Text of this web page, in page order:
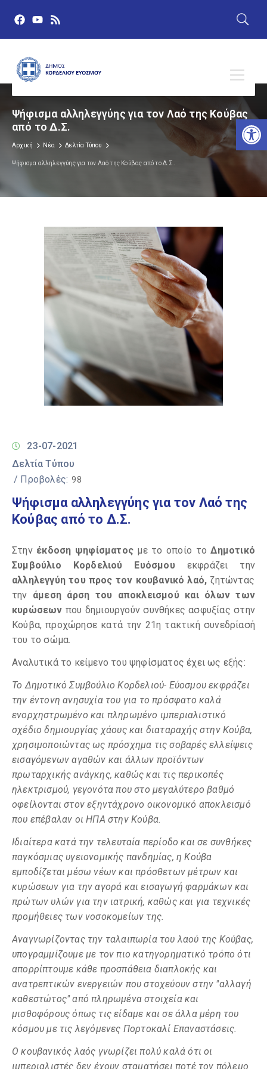
Ψήφισμα αλληλεγγύης για τον Λαό της Κούβας
από το Δ.Σ.
Αρχική Νέα Δελτία Τύπου
Ψήφισμα αλληλεγγύης για τον Λαό της Κούβας από το Δ.Σ.
23-07-2021
Δελτία Τύπου
/ Προβολές: 98
Ψήφισμα αλληλεγγύης για τον Λαό της
Κούβας από το Δ.Σ.
Στην έκδοση ψηφίσματος με το οποίο τοΔημοτικό
Συμβούλιο Κορδελιού Ευόσμουεκφράζει την
αλληλεγγύη του προς τον κουβανικό λαό, ζητώντας
την άμεση άρση του αποκλεισμού και όλων των
κυρώσεων που δημιουργούν συνθήκες ασφυξίας στην
Κούβα, προχώρησε κατά την 21η τακτική συνεδρίασή
του το σώμα.
Αναλυτικά το κείμενο του ψηφίσματος έχει ως εξής:
Το Δημοτικό Συμβούλιο Κορδελιού- Εύοσμου εκφράζει
την έντονη ανησυχία του για το πρόσφατο καλά
ενορχηστρωμένο και πληρωμένο ιμπεριαλιστικό
σχέδιο δημιουργίας χάους και διαταραχής στην Κούβα,
χρησιμοποιώντας ως πρόσχημα τις σοβαρές ελλείψεις
εισαγόμενων αγαθών και άλλων προϊόντων
πρωταρχικής ανάγκης, καθώς και τις περικοπές
ηλεκτρισμού, γεγονότα που στο μεγαλύτερο βαθμό
οφείλονται στον εξηντάχρονο οικονομικό αποκλεισμό
που επέβαλαν οι ΗΠΑ στην Κούβα.
Ιδιαίτερα κατά την τελευταία περίοδο και σε συνθήκες
παγκόσμιας υγειονομικής πανδημίας, η Κούβα
εμποδίζεται μέσω νέων και πρόσθετων μέτρων και
κυρώσεων για την αγορά και εισαγωγή φαρμάκων και
πρώτων υλών για την ιατρική, καθώς και για τεχνικές
προμήθειες των νοσοκομείων της.
Αναγνωρίζοντας την ταλαιπωρία του λαού της Κούβας,
υπογραμμίζουμε με τον πιο κατηγορηματικό τρόπο ότι
απορρίπτουμε κάθε προσπάθεια διαπλοκής και
ανατρεπτικών ενεργειών που στοχεύουν στην "αλλαγή
καθεστώτος" από πληρωμένα στοιχεία και
μισθοφόρους όπως τις είδαμε και σε άλλα μέρη του
κόσμου με τις λεγόμενες Πορτοκαλί Επαναστάσεις.
Ο κουβανικός λαός γνωρίζει πολύ καλά ότι οι
ιμπεριαλιστές δεν έχουν σταματήσει ποτέ τον πόλεμο